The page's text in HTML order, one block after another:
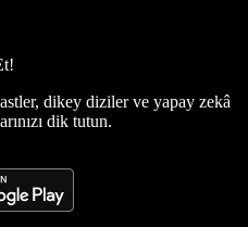
dikey diziler ve yapay zekâ
dik tutun.